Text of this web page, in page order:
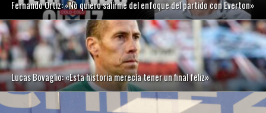
Fernando Ortiz: «No quiero salirme del enfoque del partido con Everton»
Lucas Bovaglio: «Esta historia merecía tener un final feliz»